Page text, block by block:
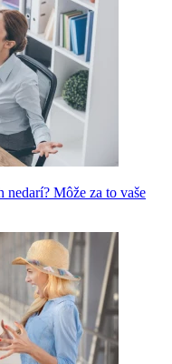
nedarí? Môže za to vaše